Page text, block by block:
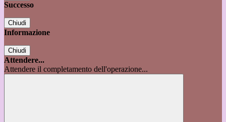
Successo
Chiudi
Informazione
Chiudi
Attendere...
Attendere il completamento dell'operazione...